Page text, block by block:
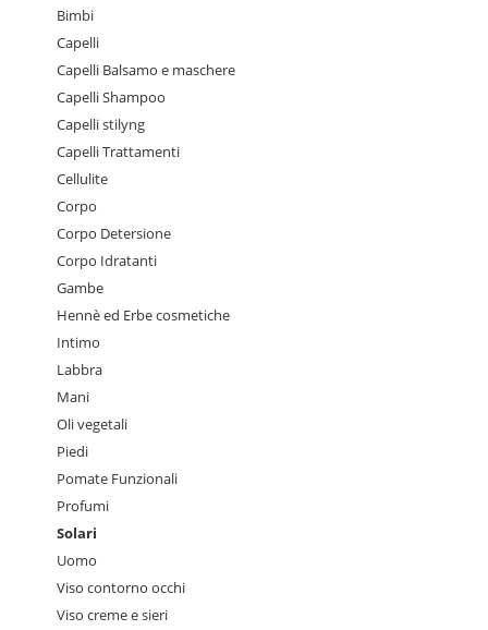
Bimbi
Capelli
Capelli Balsamo e maschere
Capelli Shampoo
Capelli stilyng
Capelli Trattamenti
Cellulite
Corpo
Corpo Detersione
Corpo Idratanti
Gambe
Hennè ed Erbe cosmetiche
Intimo
Labbra
Mani
Oli vegetali
Piedi
Pomate Funzionali
Profumi
Solari
Uomo
Viso contorno occhi
Viso creme e sieri